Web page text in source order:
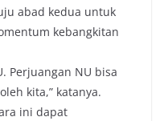
abad kedua untuk
kebangkitan
Perjuangan NU bisa
kita,” katanya.
ini dapat